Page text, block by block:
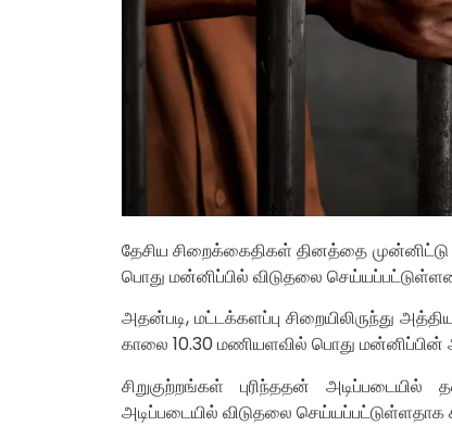
தேசிய சிறைக்கைதிகள் தினத்தை முன்னிட்டு
பொது மன்னிப்பில் விடுதலை
அதன்படி, மட்டக்களப்பு சிறையிலிருந்து
காலை 10.30 மணியளவில் பொது மன்னிப்பின்
சிறுகுற்றங்கள் புரிந்ததன்
அடிப்படையில் விடுதலை